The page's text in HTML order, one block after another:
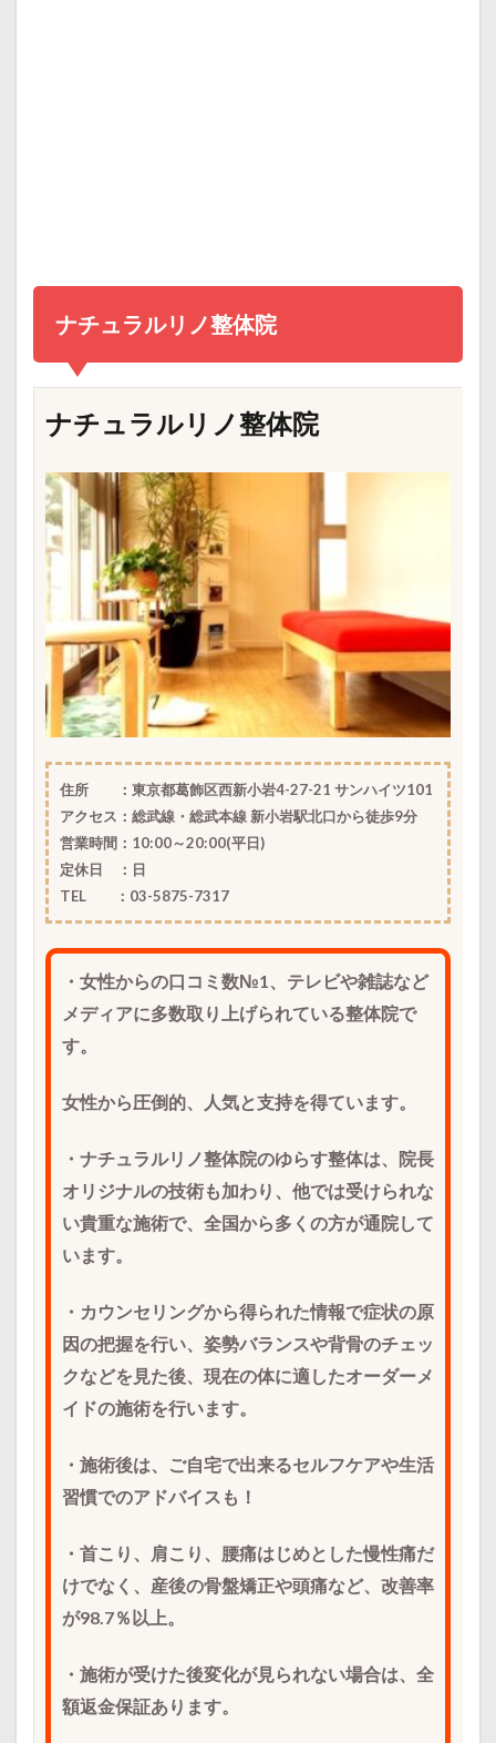
ナチュラルリノ整体院
ナチュラルリノ整体院
住所 ：東京都葛飾区西新小岩4-27-21 サンハイツ101
アクセス：総武線・総武本線 新小岩駅北口から徒歩9分
営業時間：10:00～20:00(平日)
定休日 ： 日
TEL ：03-5875-7317
・女性からの口コミ数№1、テレビや雑誌など
メディアに多数取り上げられている整体院で
す。
女性から圧倒的、人気と支持を得ています。
・ナチュラルリノ整体院のゆらす整体は、院長
オリジナルの技術も加わり、他では受けられな
い貴重な施術で、全国から多くの方が通院して
います。
・カウンセリングから得られた情報で症状の原
因の把握を行い、姿勢バランスや背骨のチェッ
クなどを見た後、現在の体に適したオーダーメ
イドの施術を行います。
・施術後は、ご自宅で出来るセルフケアや生活
習慣でのアドバイスも！
・首こり、肩こり、腰痛はじめとした慢性痛だ
けでなく、産後の骨盤矯正や頭痛など、改善率
が98.7％以上。
・施術が受けた後変化が見られない場合は、全
額返金保証あります。